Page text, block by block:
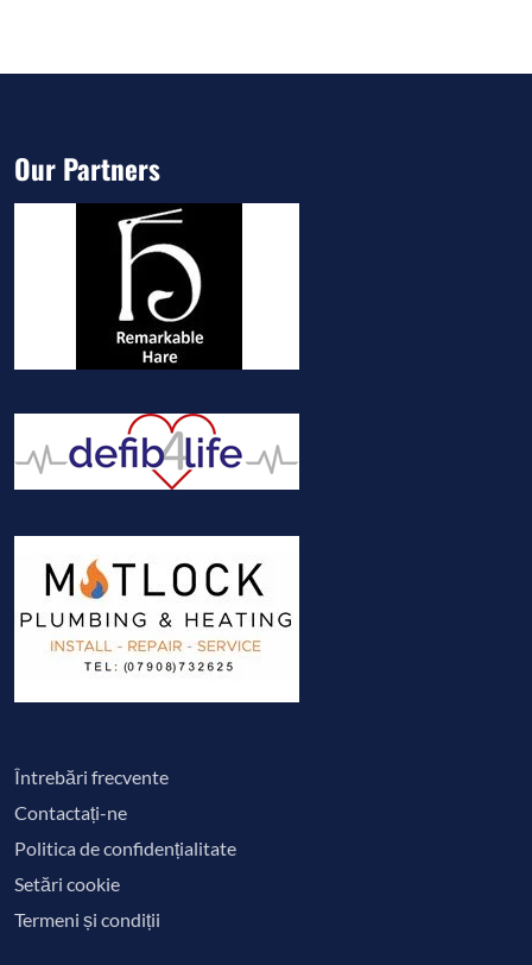
Întrebări frecvente
Contactați-ne
Politica de confidențialitate
Setări cookie
Termeni și condiții
Our Partners